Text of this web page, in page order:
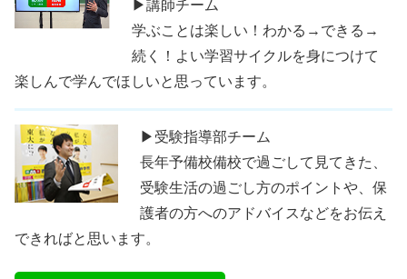
▶講師チーム
学ぶことは楽しい！わかる→できる→
続く！よい学習サイクルを身につけて
楽しんで学んでほしいと思っています。
▶受験指導部チーム
長年予備校備校で過ごして見てきた、
受験生活の過ごし方のポイントや、保
護者の方へのアドバイスなどをお伝え
できればと思います。